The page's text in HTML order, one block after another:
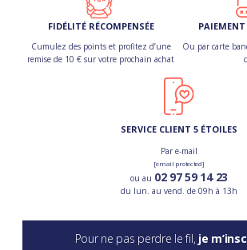
FIDÉLITÉ RÉCOMPENSÉE
Cumulez des points et profitez d’une
remise de 10 € sur votre prochain achat
Ou par carte
SERVICE CLIENT 5 ÉTOILES
Par e-mail
[email protected]
ou au 02 97 59 14 23
du lun. au vend. de 09h à 13h
Pour ne pas perdre le fil, je